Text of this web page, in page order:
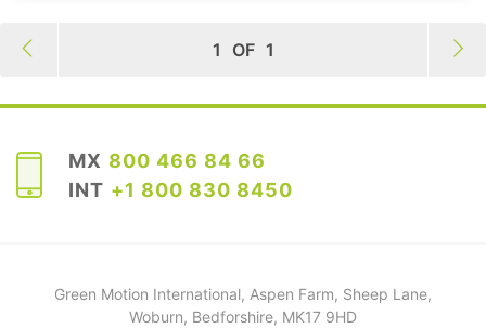
1 OF 1
MX 800 466 84 66
INT +1 800 830 8450
Green Motion International, Aspen Farm, Sheep Lane,
Woburn, Bedforshire, MK17 9HD